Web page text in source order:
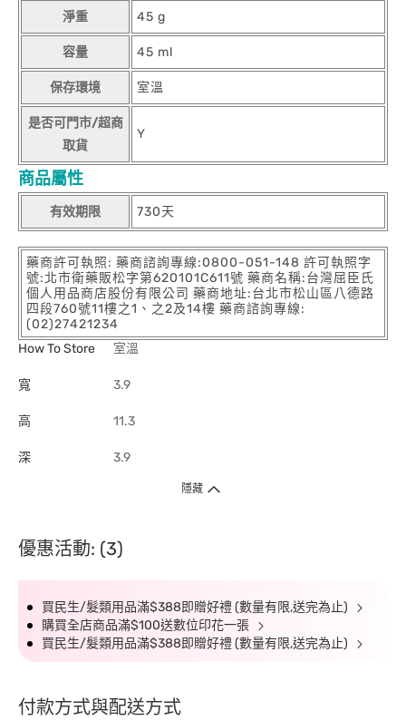
淨重 45 g
容量 45 ml
保存環境 室溫
是否可門市/超商
取貨
Y
商品屬性
有效期限 730天
藥商許可執照: 藥商諮詢專線:0800-051-148 許可執照字
號:北市衛藥販松字第620101C611號 藥商名稱:台灣屈臣氏
個人用品商店股份有限公司 藥商地址:台北市松山區八德路
四段760號11樓之1、之2及14樓 藥商諮詢專線:
(02)27421234
How To Store
室溫
寬 3.9
高 11.3
深 3.9
隱藏
優惠活動: (3)
買民生/髮類用品滿$388即贈好禮 (數量有限,送完為止)
購買全店商品滿$100送數位印花一張
買民生/髮類用品滿$388即贈好禮 (數量有限,送完為止)
付款方式與配送方式